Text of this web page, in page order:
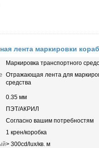
лента маркировки
Маркировка транспортного
Отражающая лента для
средства
0.35 мм
ПЭТ/АКРИЛ
Согласно вашим потребностям
1 крен/коробка
> 300cd/lux/кв. м